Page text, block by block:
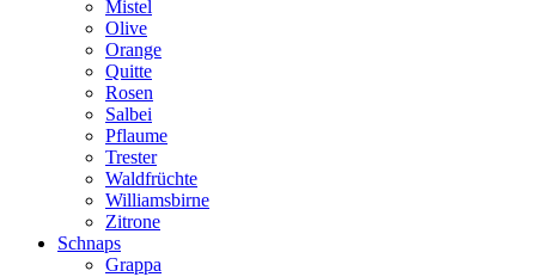
Mistel
Olive
Orange
Quitte
Rosen
Salbei
Pflaume
Trester
Waldfrüchte
Williamsbirne
Zitrone
Schnaps
Grappa